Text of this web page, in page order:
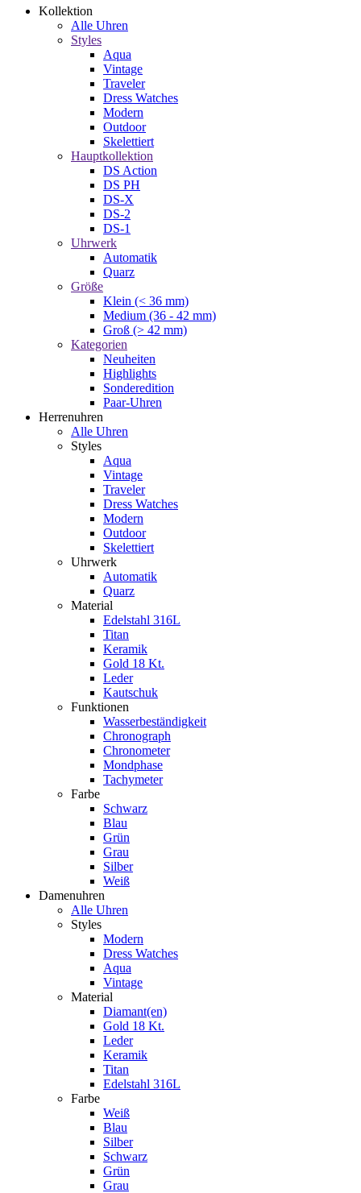
Kollektion
Alle Uhren
Styles
Aqua
Vintage
Traveler
Dress Watches
Modern
Outdoor
Skelettiert
Hauptkollektion
DS Action
DS PH
DS-X
DS-2
DS-1
Uhrwerk
Automatik
Quarz
Größe
Klein (< 36 mm)
Medium (36 - 42 mm)
Groß (> 42 mm)
Kategorien
Neuheiten
Highlights
Sonderedition
Paar-Uhren
Herrenuhren
Alle Uhren
Styles
Aqua
Vintage
Traveler
Dress Watches
Modern
Outdoor
Skelettiert
Uhrwerk
Automatik
Quarz
Material
Edelstahl 316L
Titan
Keramik
Gold 18 Kt.
Leder
Kautschuk
Funktionen
Wasserbeständigkeit
Chronograph
Chronometer
Mondphase
Tachymeter
Farbe
Schwarz
Blau
Grün
Grau
Silber
Weiß
Damenuhren
Alle Uhren
Styles
Modern
Dress Watches
Aqua
Vintage
Material
Diamant(en)
Gold 18 Kt.
Leder
Keramik
Titan
Edelstahl 316L
Farbe
Weiß
Blau
Silber
Schwarz
Grün
Grau